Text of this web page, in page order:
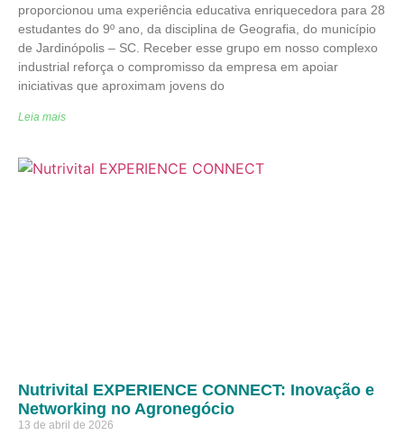
proporcionou uma experiência educativa enriquecedora para 28
estudantes do 9º ano, da disciplina de Geografia, do município
de Jardinópolis – SC. Receber esse grupo em nosso complexo
industrial reforça o compromisso da empresa em apoiar
iniciativas que aproximam jovens do
Leia mais
Nutrivital EXPERIENCE CONNECT: Inovação e
Networking no Agronegócio
13 de abril de 2026